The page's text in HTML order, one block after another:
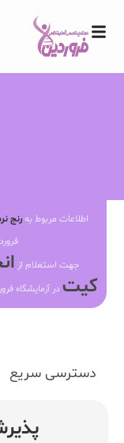
اطلاعات مربوط بهرنج
جهت استعلام از
کیت در آزمایشگاه
دسترسی سریع